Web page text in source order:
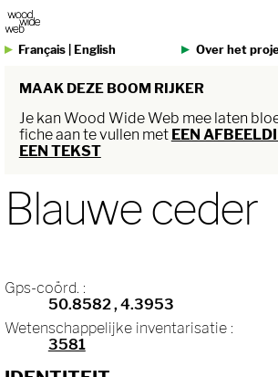
Français English Over het
MAAK DEZE BOOM RIJKER
Je kan Wood Wide Web mee laten
fiche aan te vullen met EEN
EEN TEKST
Blauwe ceder
Gps-coörd. :
50.8582, 4.3953
Wetenschappelijke inventarisatie :
3581